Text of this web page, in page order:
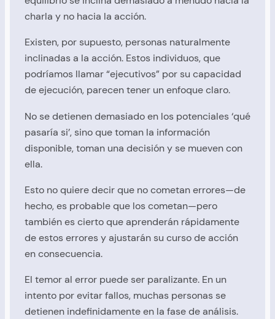
charla y no hacia la acción.
Existen, por supuesto, personas naturalmente
inclinadas a la acción. Estos individuos, que
podríamos llamar “ejecutivos” por su capacidad
de ejecución, parecen tener un enfoque claro.
No se detienen demasiado en los potenciales ‘qué
pasaría si’, sino que toman la información
disponible, toman una decisión y se mueven con
ella.
Esto no quiere decir que no cometan errores—de
hecho, es probable que los cometan—pero
también es cierto que aprenderán rápidamente
de estos errores y ajustarán su curso de acción
en consecuencia.
El temor al error puede ser paralizante. En un
intento por evitar fallos, muchas personas se
detienen indefinidamente en la fase de análisis.